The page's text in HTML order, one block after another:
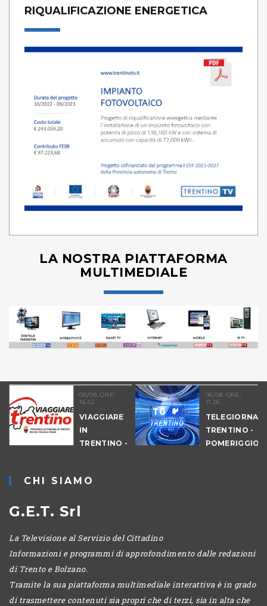
RIQUALIFICAZIONE ENERGETICA
LA NOSTRA PIATTAFORMA
MULTIMEDIALE
06/08 ORE:
16.52
VIAGGIARE
IN
TRENTINO -
06/08 ORE:
11.26
TRENTINO -
POMERIGGIO
CHI SIAMO
G.E.T. Srl
La Televisione al Servizio del Cittadino
Informazioni e programmi di approfondimento dalle redazioni
di Trento e Bolzano.
Tramite la sua piattaforma multimediale interattiva è in grado
di trasmettere contenuti sia propri che di terzi, sia in alta che